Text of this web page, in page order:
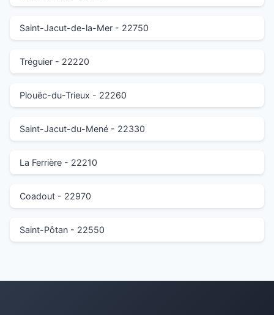
Saint-Jacut-de-la-Mer - 22750
Tréguier - 22220
Plouëc-du-Trieux - 22260
Saint-Jacut-du-Mené - 22330
La Ferrière - 22210
Coadout - 22970
Saint-Pôtan - 22550